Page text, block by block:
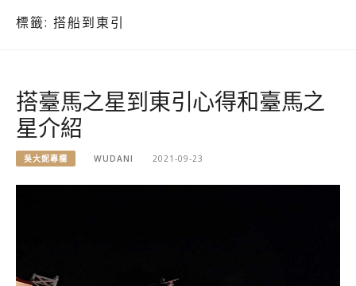
標籤: 搭船到東引
搭臺馬之星到東引心得和臺馬之
星介紹
吳大妮專欄 WUDANI 2021-09-23